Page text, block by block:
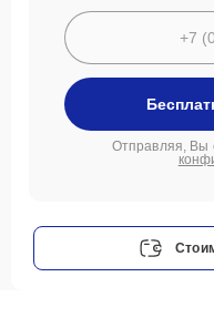
Отправляя, Вы